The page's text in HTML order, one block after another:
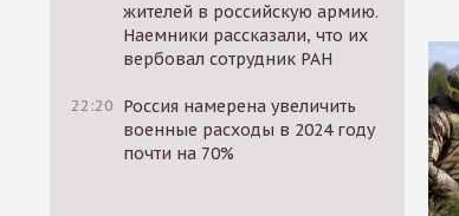
жителей в российскую армию.
Наемники рассказали, что их
вербовал сотрудник РАН
22:20 Россия намерена увеличить
военные расходы в 2024 году
почти на 70%